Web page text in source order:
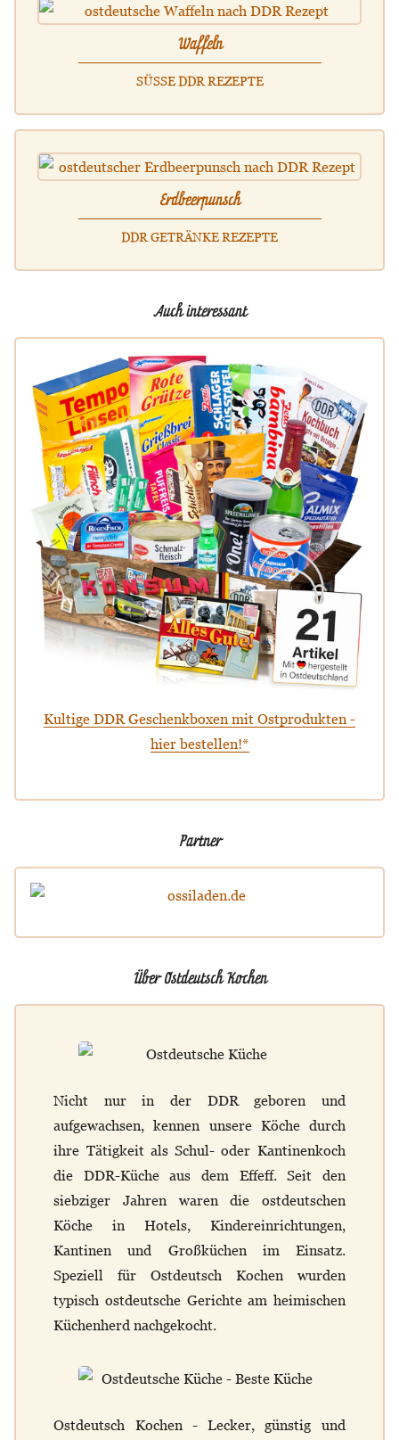
Waffeln
SÜSSE DDR REZEPTE
Erdbeerpunsch
DDR GETRÄNKE REZEPTE
Auch interessant
Kultige DDR Geschenkboxen mit Ostprodukten -
hier bestellen!*
Partner
Über Ostdeutsch Kochen
Nicht nur in der DDR geboren und
aufgewachsen, kennen unsere Köche durch
ihre Tätigkeit als Schul- oder Kantinenkoch
die DDR-Küche aus dem Effeff. Seit den
siebziger Jahren waren die ostdeutschen
Köche in Hotels, Kindereinrichtungen,
Kantinen und Großküchen im Einsatz.
Speziell für Ostdeutsch Kochen wurden
typisch ostdeutsche Gerichte am heimischen
Küchenherd nachgekocht.
Ostdeutsch Kochen - Lecker, günstig und